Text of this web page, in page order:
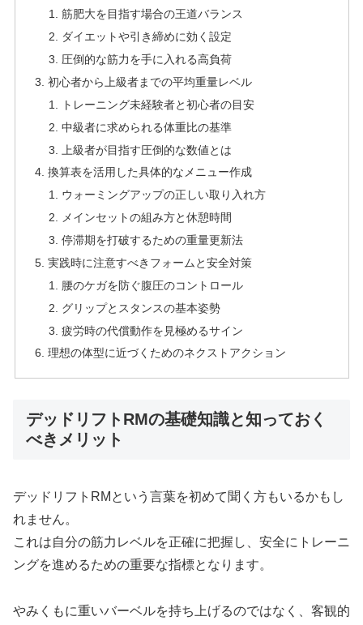
筋肥大を目指す場合の王道バランス
ダイエットや引き締めに効く設定
圧倒的な筋力を手に入れる高負荷
初心者から上級者までの平均重量レベル
トレーニング未経験者と初心者の目安
中級者に求められる体重比の基準
上級者が目指す圧倒的な数値とは
換算表を活用した具体的なメニュー作成
ウォーミングアップの正しい取り入れ方
メインセットの組み方と休憩時間
停滞期を打破するための重量更新法
実践時に注意すべきフォームと安全対策
腰のケガを防ぐ腹圧のコントロール
グリップとスタンスの基本姿勢
疲労時の代償動作を見極めるサイン
理想の体型に近づくためのネクストアクション
デッドリフトRMの基礎知識と知っておく
べきメリット
デッドリフトRMという言葉を初めて聞く方もいるかもし
れません。
これは自分の筋力レベルを正確に把握し、安全にトレーニ
ングを進めるための重要な指標となります。
やみくもに重いバーベルを持ち上げるのではなく、客観的